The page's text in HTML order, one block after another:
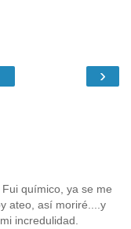
›
químico, ya se me
ateo, así moriré....y
incredulidad.